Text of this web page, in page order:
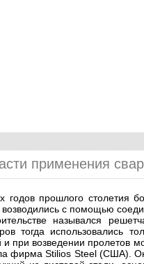
применения
годов прошлого столетия
с помощью
назывался
тогда использовались
и при возведении пролетов
фирма Stilios Steel (США).